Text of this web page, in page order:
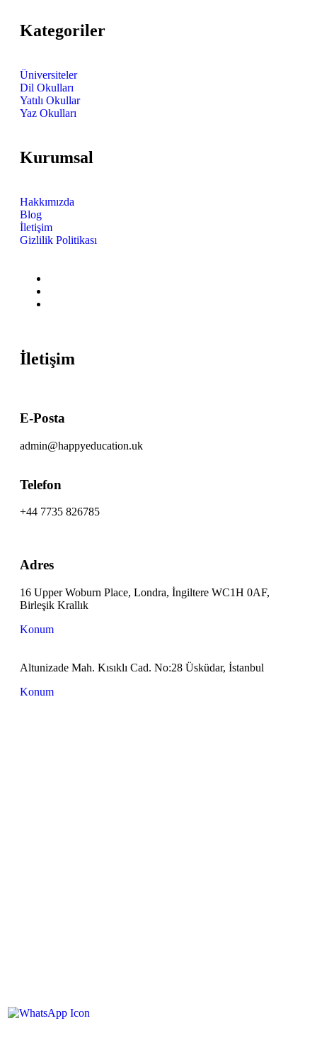
Kategoriler
Üniversiteler
Dil Okulları
Yatılı Okullar
Yaz Okulları
Kurumsal
Hakkımızda
Blog
İletişim
Gizlilik Politikası
İletişim
E-Posta
admin@happyeducation.uk
Telefon
+44 7735 826785
Adres
16 Upper Woburn Place, Londra, İngiltere WC1H 0AF,
Birleşik Krallık
Konum
Altunizade Mah. Kısıklı Cad. No:28 Üsküdar, İstanbul
Konum